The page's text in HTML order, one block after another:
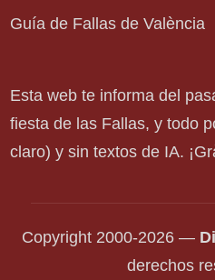
Guía de Fallas de València
Esta web te informa del
fiesta de las Fallas, y todo
claro) y sin textos de IA.
Copyright 2000-2026 —
derechos